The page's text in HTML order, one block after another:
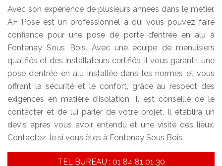
Avec son expérience de plusieurs années dans le métier,
AF Pose est un professionnel à qui vous pouvez faire
confiance pour une pose de porte d’entrée en alu à
Fontenay Sous Bois. Avec une équipe de menuisiers
qualifiés et des installateurs certifiés, il vous garantit une
pose d’entrée en alu installée dans les normes et vous
offrant la sécurité et le confort, grâce au respect des
exigences en matière d’isolation. Il est conseillé de le
contacter et de lui parler de votre projet. Il établira un
devis après vous avoir entendu et une visite des lieux.
Contactez-le si vous êtes à Fontenay Sous Bois.
TEL BUREAU : 01 84 81 01 30